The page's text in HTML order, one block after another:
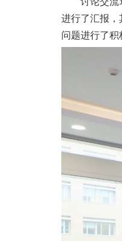
进行了汇报
问题进行了积